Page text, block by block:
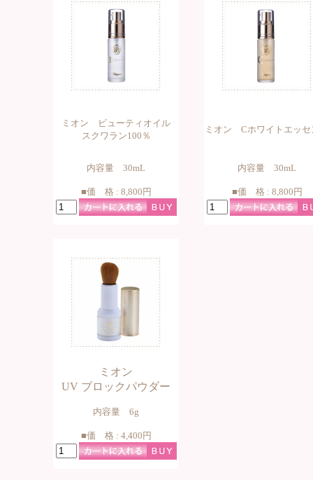
ミオン ビューティオイル
スクワラン100％
ミオン Cホワイトエッセ
内容量 30mL 内容量 30mL
■価 格 : 8,800円 ■価 格 : 8,800円
ミオン
UV ブロックパウダー
内容量 6g
■価 格 : 4,400円